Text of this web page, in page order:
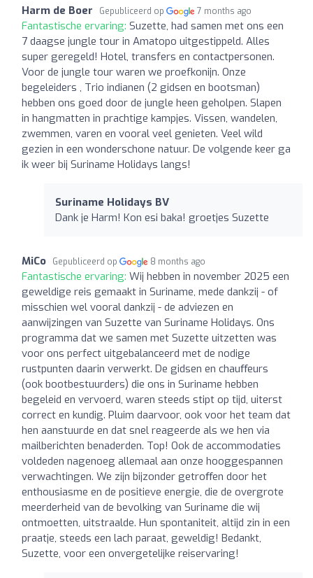
Harm de Boer Gepubliceerd op 7 months ago
Fantastische ervaring: Suzette, had samen met ons een
7 daagse jungle tour in Amatopo uitgestippeld. Alles
super geregeld! Hotel, transfers en contactpersonen.
Voor de jungle tour waren we proefkonijn. Onze
begeleiders , Trio indianen (2 gidsen en bootsman)
hebben ons goed door de jungle heen geholpen. Slapen
in hangmatten in prachtige kampjes. Vissen, wandelen,
zwemmen, varen en vooral veel genieten. Veel wild
gezien in een wonderschone natuur. De volgende keer ga
ik weer bij Suriname Holidays langs!
Suriname Holidays BV
Dank je Harm! Kon esi baka! groetjes Suzette
MiCo Gepubliceerd op 8 months ago
Fantastische ervaring: Wij hebben in november 2025 een
geweldige reis gemaakt in Suriname, mede dankzij - of
misschien wel vooral dankzij - de adviezen en
aanwijzingen van Suzette van Suriname Holidays. Ons
programma dat we samen met Suzette uitzetten was
voor ons perfect uitgebalanceerd met de nodige
rustpunten daarin verwerkt. De gidsen en chauﬀeurs
(ook bootbestuurders) die ons in Suriname hebben
begeleid en vervoerd, waren steeds stipt op tijd, uiterst
correct en kundig. Pluim daarvoor, ook voor het team dat
hen aanstuurde en dat snel reageerde als we hen via
mailberichten benaderden. Top! Ook de accommodaties
voldeden nagenoeg allemaal aan onze hooggespannen
verwachtingen. We zijn bijzonder getroﬀen door het
enthousiasme en de positieve energie, die de overgrote
meerderheid van de bevolking van Suriname die wij
ontmoetten, uitstraalde. Hun spontaniteit, altijd zin in een
praatje, steeds een lach paraat, geweldig! Bedankt,
Suzette, voor een onvergetelijke reiservaring!